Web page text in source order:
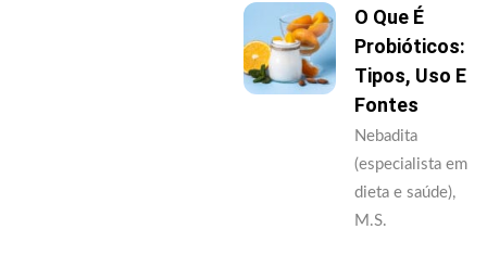
O Que É
Probióticos:
Tipos, Uso E
Fontes
Nebadita
(especialista em
dieta e saúde),
M.S.